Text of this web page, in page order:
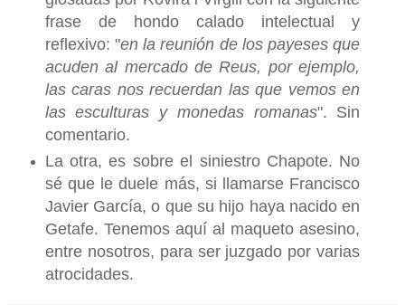
frase de hondo calado intelectual y
reflexivo: "en la reunión de los payeses que
acuden al mercado de Reus, por ejemplo,
las caras nos recuerdan las que vemos en
las esculturas y monedas romanas". Sin
comentario.
La otra, es sobre el siniestro Chapote. No
sé que le duele más, si llamarse Francisco
Javier García, o que su hijo haya nacido en
Getafe. Tenemos aquí al maqueto asesino,
entre nosotros, para ser juzgado por varias
atrocidades.